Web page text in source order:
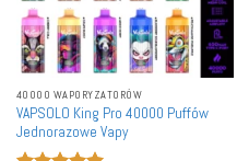
40000 WAPORYZATORÓW
VAPSOLO King Pro 40000 Puffów
Jednorazowe Vapy